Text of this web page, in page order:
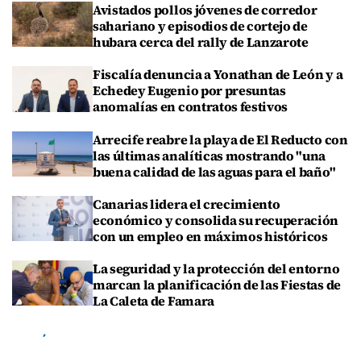
Avistados pollos jóvenes de corredor
sahariano y episodios de cortejo de
hubara cerca del rally de Lanzarote
Fiscalía denuncia a Yonathan de León y a
Echedey Eugenio por presuntas
anomalías en contratos festivos
Arrecife reabre la playa de El Reducto con
las últimas analíticas mostrando "una
buena calidad de las aguas para el baño"
Canarias lidera el crecimiento
económico y consolida su recuperación
con un empleo en máximos históricos
La seguridad y la protección del entorno
marcan la planificación de las Fiestas de
La Caleta de Famara